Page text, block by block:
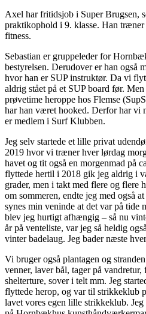
Axel har fritidsjob i Super Brugsen,
praktikophold i 9. klasse. Han
fitness.
Sebastian er gruppeleder for
bestyrelsen. Derudover er han også
hvor han er SUP instruktør. Da vi
aldrig stået på et SUP board før.
prøvetime heroppe hos Flemse
har han været hooked. Derfor har vi
er medlem i Surf Klubben.
Jeg selv startede et lille privat
2019 hvor vi træner hver lørdag
havet og tit også en morgenmad på
flyttede hertil i 2018 gik jeg aldrig i
grader, men i takt med flere og flere
om sommeren, endte jeg med også
synes min veninde at det var på tide
blev jeg hurtigt afhængig – så nu
år på venteliste, var jeg så heldig
vinter badelaug. Jeg bader næste
Vi bruger også plantagen og
venner, laver bål, tager på
shelterture, sover i telt mm. Jeg
flyttede herop, og var til strikkeklub
lavet vores egen lille strikkeklub. Jeg